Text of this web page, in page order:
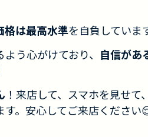
格は最高水準を自負していま
う心がけており、 自信があ
！来店して、スマホを見せ
。安心してご来店ください